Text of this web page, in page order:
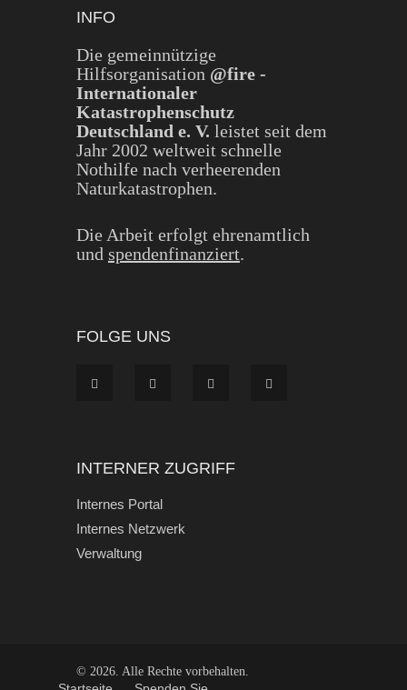
INFO
Die gemeinnützige
Hilfsorganisation @fire -
Internationaler
Katastrophenschutz
Deutschland e. V. leistet seit dem
Jahr 2002 weltweit schnelle
Nothilfe nach verheerenden
Naturkatastrophen.
Die Arbeit erfolgt ehrenamtlich
und spendenfinanziert.
FOLGE UNS
INTERNER ZUGRIFF
Internes Portal
Internes Netzwerk
Verwaltung
© 2026. Alle Rechte vorbehalten.